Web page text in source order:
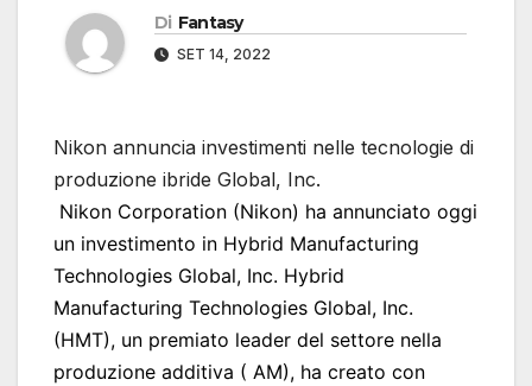
Di Fantasy
SET 14, 2022
Nikon annuncia investimenti nelle tecnologie di
produzione ibride Global, Inc.
Nikon Corporation (Nikon) ha annunciato oggi
un investimento in Hybrid Manufacturing
Technologies Global, Inc. Hybrid
Manufacturing Technologies Global, Inc.
(HMT), un premiato leader del settore nella
produzione additiva ( AM), ha creato con